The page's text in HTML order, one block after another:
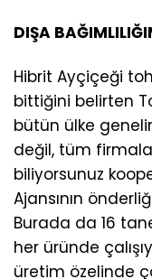
DIŞA
Hibrit Ayçiçeği
bittiğini belirten
bütün ülke
değil, tüm
biliyorsunuz
Ajansının
Burada da 16
her üründe
üretim özelinde